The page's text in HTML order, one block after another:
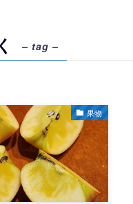
– tag –
果物